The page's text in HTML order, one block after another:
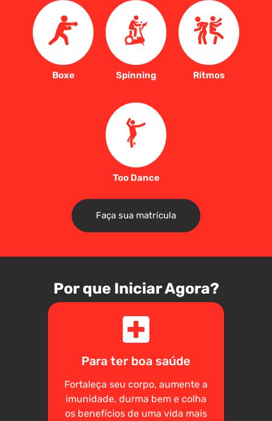
Boxe Spinning Ritmos
Too Dance
Faça sua matrícula
Por que Iniciar Agora?
Para ter boa saúde
Fortaleça seu corpo, aumente a
imunidade, durma bem e colha
os benefícios de uma vida mais